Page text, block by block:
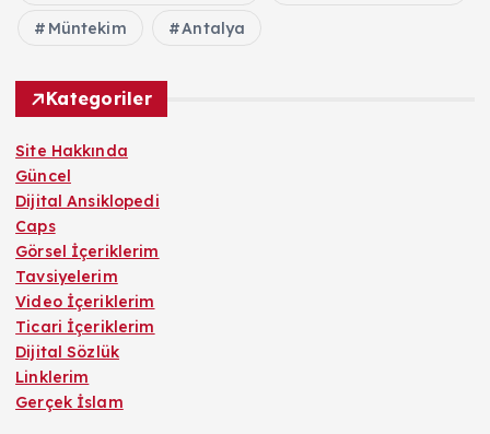
Müntekim Antalya
Kategoriler
Site Hakkında
Güncel
Dijital Ansiklopedi
Caps
Görsel İçeriklerim
Tavsiyelerim
Video İçeriklerim
Ticari İçeriklerim
Dijital Sözlük
Linklerim
Gerçek İslam